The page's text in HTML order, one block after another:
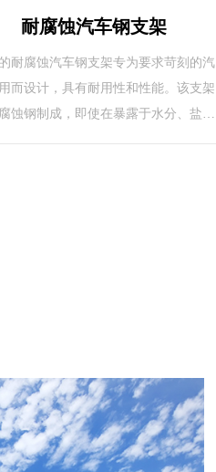
耐腐蚀汽车钢支架
耐腐蚀汽车钢支架专为要求苛刻的汽
而设计，具有耐用性和性能。该支架
蚀钢制成，即使在暴露于水分、盐分